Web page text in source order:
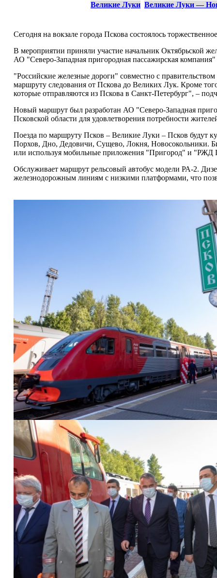
Великие Луки Великие Луки —
Сегодня на вокзале города Пскова состоялось
В мероприятии приняли участие начальник Октябрьской
АО "Северо-Западная пригородная пассажирская
"Российские железные дороги" совместно с
маршруту следования от Пскова до Великих Лук. Кроме
которые отправляются из Пскова в Санкт-Петербург", –
Новый маршрут был разработан АО "Северо-Западная
Псковской области для удовлетворения потребности
Поезда по маршруту Псков – Великие Луки – Псков будут
Порхов, Дно, Дедовичи, Сущево, Локня, Новосокольники.
или используя мобильные приложения "Пригород" и "РЖД
Обслуживает маршрут рельсовый автобус модели РА-2.
железнодорожным линиям с низкими платформами, что